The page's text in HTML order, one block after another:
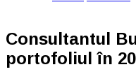
Consultantul
portofoliul în